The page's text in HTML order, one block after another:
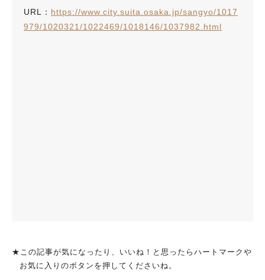
URL： https://www.city.suita.osaka.jp/sangyo/1017
979/1020321/1022469/1018146/1037982.html
★この記事が気になったり、いいね！と思ったらハートマークや
お気に入りのボタンを押してくださいね。